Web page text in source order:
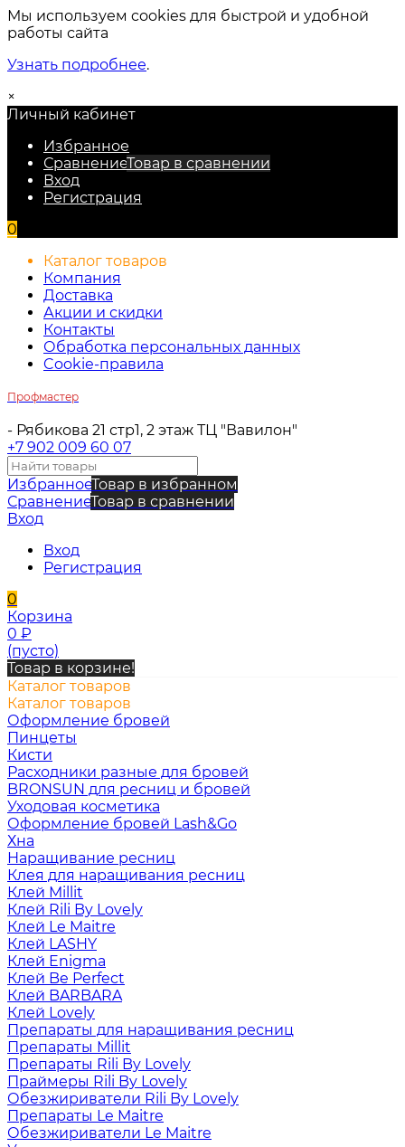
Мы используем cookies для быстрой и удобной
работы сайта
Узнать подробнее.
×
Личный кабинет
Избранное
СравнениеТовар в сравнении
Вход
Регистрация
0
Каталог товаров
Компания
Доставка
Акции и скидки
Контакты
Обработка персональных данных
Cookie-правила
Профмастер
- Рябикова 21 стр1, 2 этаж ТЦ "Вавилон"
+7 902 009 60 07
ИзбранноеТовар в избранном
СравнениеТовар в сравнении
Вход
Вход
Регистрация
0
Корзина
0 ₽
(пусто)
Товар в корзине!
Каталог товаров
Каталог товаров
Оформление бровей
Пинцеты
Кисти
Расходники разные для бровей
BRONSUN для ресниц и бровей
Уходовая косметика
Оформление бровей Lash&Go
Хна
Наращивание ресниц
Клея для наращивания ресниц
Клей Millit
Клей Rili By Lovely
Клей Le Maitre
Клей LASHY
Клей Enigma
Клей Be Perfect
Клей BARBARA
Клей Lovely
Препараты для наращивания ресниц
Препараты Millit
Препараты Rili By Lovely
Праймеры Rili By Lovely
Обезжириватели Rili By Lovely
Препараты Le Maitre
Обезжириватели Le Maitre